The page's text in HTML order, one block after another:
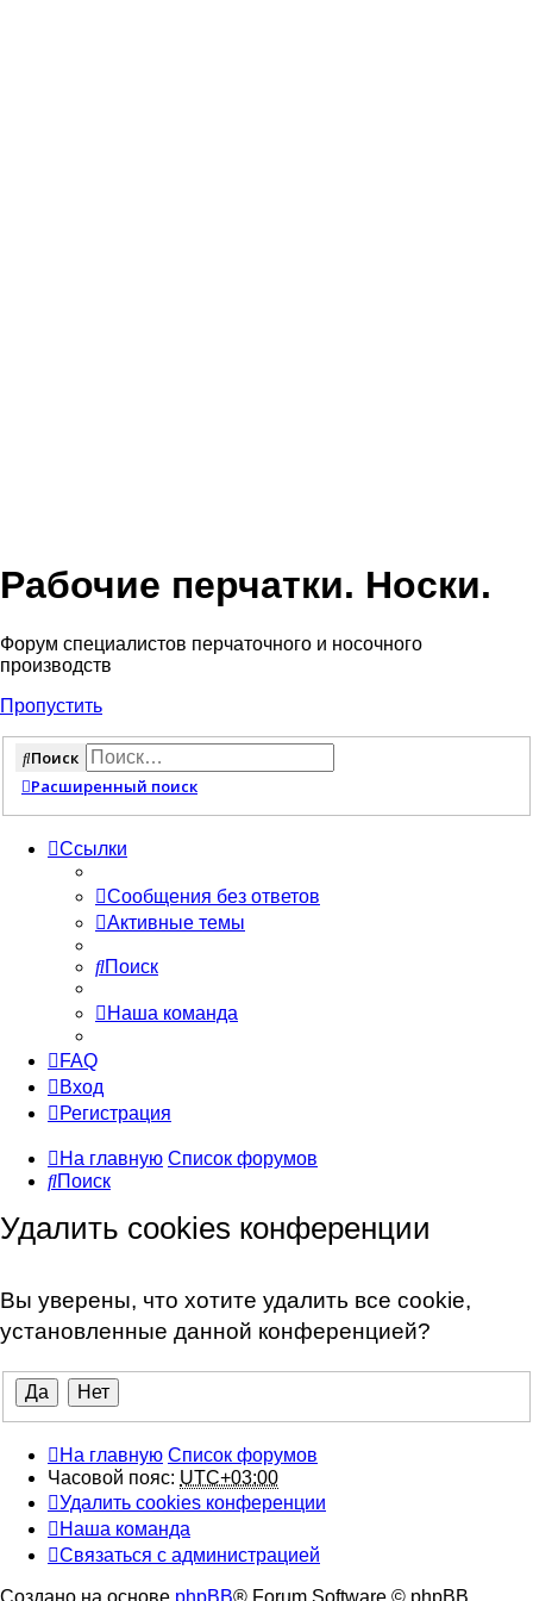
Рабочие перчатки. Носки.
Форум специалистов перчаточного и носочного
производств
Пропустить
Поиск
Расширенный поиск
Ссылки
Сообщения без ответов
Активные темы
Поиск
Наша команда
FAQ
Вход
Регистрация
На главную Список форумов
Поиск
Удалить cookies конференции
Вы уверены, что хотите удалить все cookie,
установленные данной конференцией?
На главную Список форумов
Часовой пояс: UTC+03:00
Удалить cookies конференции
Наша команда
Связаться с администрацией